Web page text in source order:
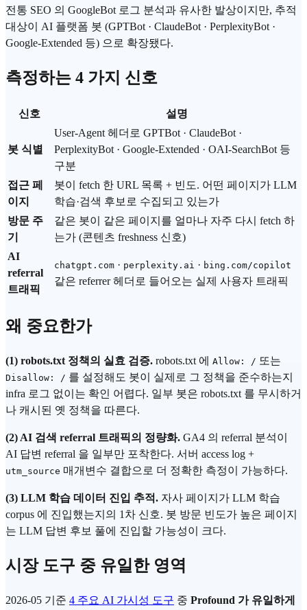
전통 SEO 의 GoogleBot 로그 분석과 유사한 발상이지만, 추적
대상이 AI 플랫폼 봇 (GPTBot · ClaudeBot · PerplexityBot ·
Google-Extended 등) 으로 확장됐다.
측정하는 4 가지 신호
신호 설명
봇 식별
User-Agent 헤더로 GPTBot · ClaudeBot ·
PerplexityBot · Google-Extended · OAI-SearchBot 등
구분
접근 페
이지
봇이 fetch 한 URL 목록 + 빈도. 어떤 페이지가 LLM
학습·검색 후보로 수집되고 있는가
방문 주
기
같은 봇이 같은 페이지를 얼마나 자주 다시 fetch 하
는가 (콘텐츠 freshness 신호)
AI
referral
트래픽
chatgpt.com · perplexity.ai · bing.com/copilot
같은 referrer 헤더로 들어오는 실제 사용자 트래픽
왜 중요한가
(1) robots.txt 정책의 실효 검증. robots.txt 에 Allow: / 또는
Disallow: / 를 설정해도 봇이 실제로 그 정책을 준수하는지
infra 로그 없이는 확인 어렵다. 일부 봇은 robots.txt 를 무시하거
나 캐시된 옛 정책을 따른다.
(2) AI 검색 referral 트래픽의 정량화. GA4 의 referral 분석이
AI 답변 referral 을 일부만 포착한다. 서버 access log +
utm_source 매개변수 결합으로 더 정확한 측정이 가능하다.
(3) LLM 학습 데이터 진입 추적. 자사 페이지가 LLM 학습
corpus 에 진입했는지의 1차 신호. 봇 방문 빈도가 높은 페이지
는 LLM 답변 후보 풀에 진입할 가능성이 크다.
시장 도구 중 유일한 영역
2026-05 기준 4 주요 AI 가시성 도구 중 Profound 가 유일하게